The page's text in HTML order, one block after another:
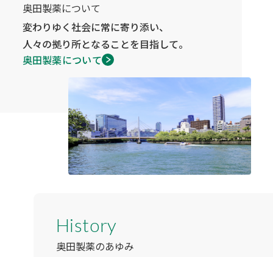
奥田製薬について
変わりゆく社会に常に寄り添い、
人々の拠り所となることを目指して。
奥田製薬について
History
奥田製薬のあゆみ